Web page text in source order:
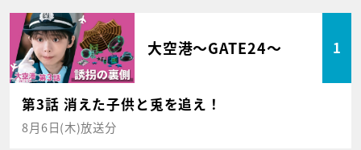
大空港～GATE24～ 1
第3話 消えた子供と兎を追え！
8月6日(木)放送分